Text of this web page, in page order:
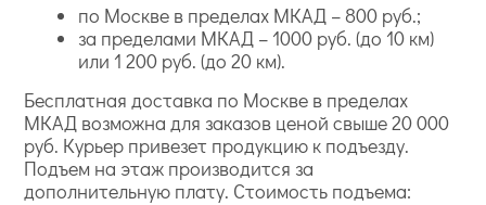
по Москве в пределах МКАД – 800 руб.;
за пределами МКАД – 1000 руб. (до 10 км)
или 1 200 руб. (до 20 км).
Бесплатная доставка по Москве в пределах
МКАД возможна для заказов ценой свыше 20 000
руб. Курьер привезет продукцию к подъезду.
Подъем на этаж производится за
дополнительную плату. Стоимость подъема: